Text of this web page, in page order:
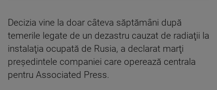
Decizia vine la doar câteva săptămâni după
temerile legate de un dezastru cauzat de radiaţii la
instalaţia ocupată de Rusia, a declarat marţi
preşedintele companiei care operează centrala
pentru Associated Press.